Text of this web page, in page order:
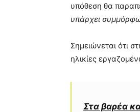
υπόθεση θα
υπάρχει
Σημειώνεται ότι
ηλικίες
Στα βαρέα